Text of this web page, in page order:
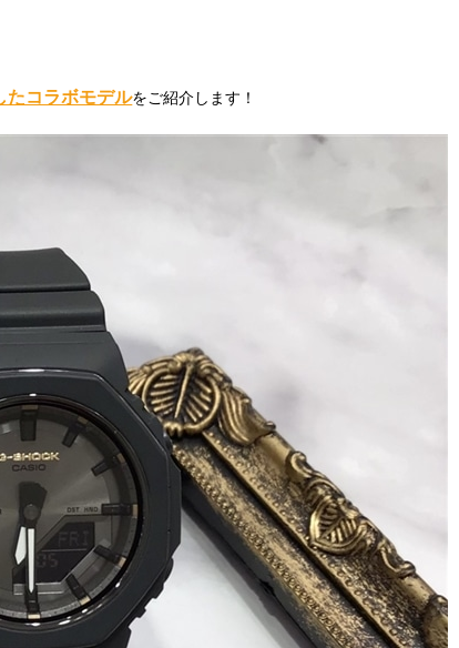
たコラボモデルをご紹介します！